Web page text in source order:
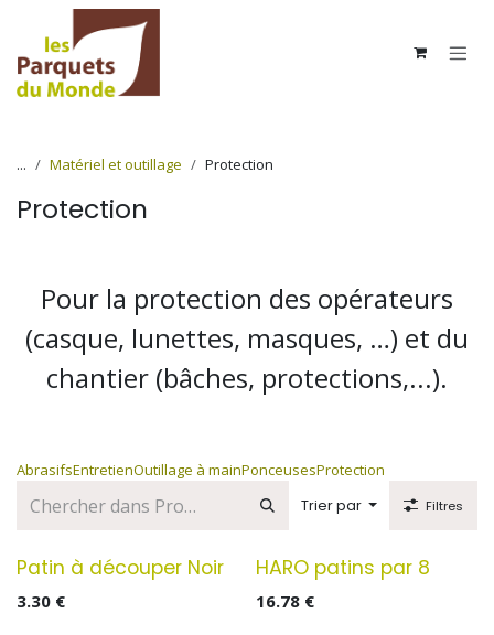
Se rendre au contenu
... Matériel et outillage Protection
Protection
Pour la protection des opérateurs
(casque, lunettes, masques, …) et du
chantier (bâches, protections,...).
AbrasifsEntretienOutillage à mainPonceusesProtection
Trier par Filtres
Patin à découper Noir
3.30 €
HARO patins par 8
16.78€